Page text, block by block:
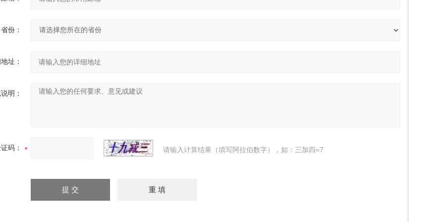
省份：
址：
明：
码： 请输入计算结果（填写阿拉伯数字），如：三加四=7